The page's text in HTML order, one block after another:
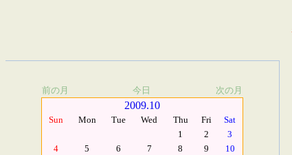
前の月 今日 次の月
2009.10
Sun Mon Tue Wed Thu Fri
Sat
1
2
3
4
5 6 7 8 9
10